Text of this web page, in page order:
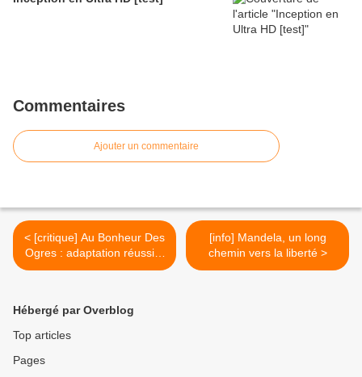
Commentaires
Ajouter un commentaire
< [critique] Au Bonheur Des
Ogres : adaptation réussie,
mais...
[info] Mandela, un long
chemin vers la liberté >
Hébergé par Overblog
Top articles
Pages